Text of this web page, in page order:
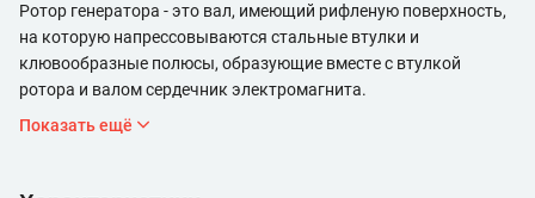
Ротор генератора - это вал, имеющий рифленую поверхность,
на которую напрессовываются стальные втулки и
клювообразные полюсы, образующие вместе с втулкой
ротора и валом сердечник электромагнита.
Показать ещё